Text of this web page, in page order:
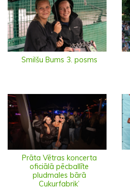
Smilšu Bums 3. posms
Prāta Vētras koncerta
oficiālā pēcballīte
pludmales bārā
Cukurfabrik’